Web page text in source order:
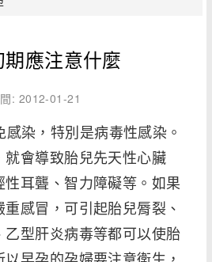
應注意什麼
: 2012-01-21
染，特別是病毒性感染。
會導致胎兒先天性心臟
耳聾、智力障礙等。如果
感冒，可引起胎兒脣裂、
型肝炎病毒等都可以使胎